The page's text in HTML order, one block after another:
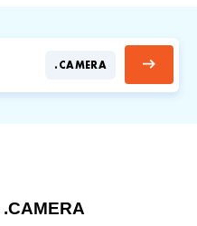
.CAMERA